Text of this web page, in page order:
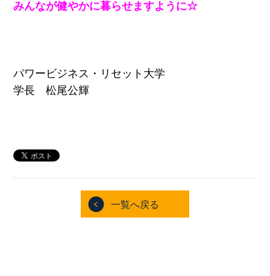
みんなが健やかに暮らせますように☆
パワービジネス・リセット大学
学長 松尾公輝
一覧へ戻る